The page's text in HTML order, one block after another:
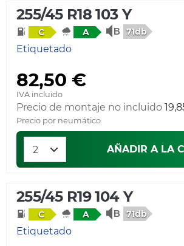
255/45 R18 103 Y
C A 71db
Etiquetado
82,50 €
IVA incluido
Precio de montaje no incluido
Precio por neumático
AÑADIR A LA
255/45 R19 104 Y
C A 71db
Etiquetado